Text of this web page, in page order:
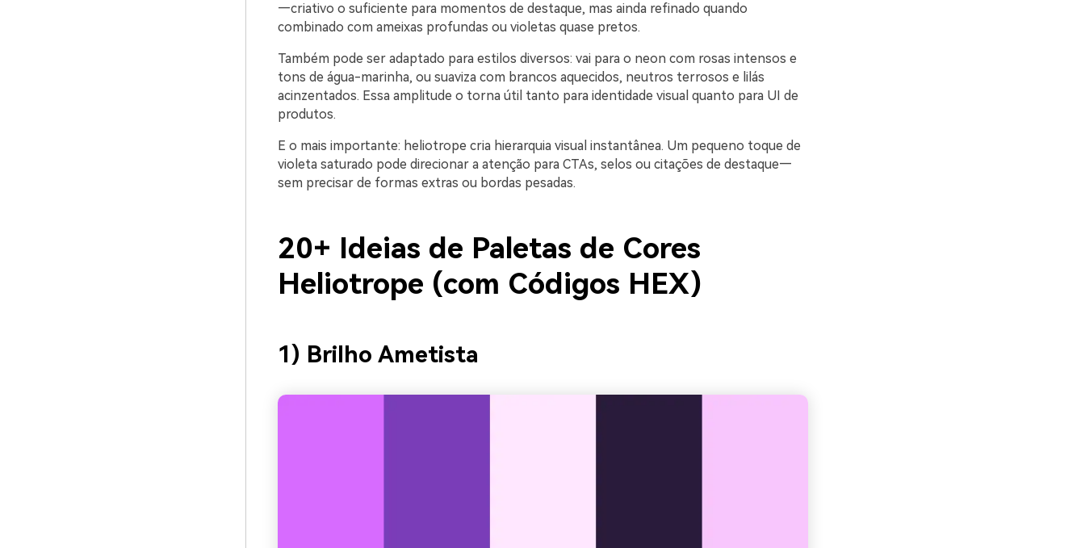
—criativo o suficiente para momentos de destaque, mas ainda refinado quando
combinado com ameixas profundas ou violetas quase pretos.
Também pode ser adaptado para estilos diversos: vai para o neon com rosas intensos e
tons de água-marinha, ou suaviza com brancos aquecidos, neutros terrosos e lilás
acinzentados. Essa amplitude o torna útil tanto para identidade visual quanto para UI de
produtos.
E o mais importante: heliotrope cria hierarquia visual instantânea. Um pequeno toque de
violeta saturado pode direcionar a atenção para CTAs, selos ou citações de destaque—
sem precisar de formas extras ou bordas pesadas.
20+ Ideias de Paletas de Cores
Heliotrope (com Códigos HEX)
1) Brilho Ametista